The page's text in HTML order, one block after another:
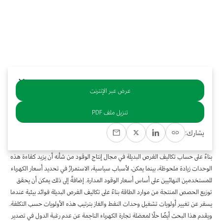
خلاصة
لأسباب مهمة تتعلق بالسياسة العامة المحلية، تُخصص العديد من الدول المنتجة للنفط
والغاز الطبيعي وقودًا لقطاع الكهرباء بأسعار مدارة يجري التحكم فيها، تقل عن تكاليف
الفرص البديلة في مجال إنتاج الوقود. ويوضح هذا المقال أن توزيع إنتاج وحدات الطاقة
بناءً على حساب تكاليف الفرص البديلة في مجال إنتاج الوقود من شأنه أن يزيد كفاءة هذه
الوحدات زيادة ملحوظة، بينما يمكن، لأسباب سياسية، الاستمرارُ في تحديد أسعار الكهرباء
للمستخدمين النهائيين على أساس أسعار الوقود المدارة. إضافةً إلى ذلك يمكن أن يحقق
توزيع الحصص المنتجة من موارد الطاقة بناءً على تكاليف الفرص البديلة فوائد بيئية عندما
يسفر عن تغيير أولويات تشغيل وحدات النفط والغاز بترتيب هذه الأولويات حسب التكلفة.
ويقدم هذا البحث أيضًا حلًا لمعضلة تجارة الكهرباء الناجمة عن عدم رغبة الدول في تصدير
عرض عبر الإنترنت
تنزيل ملف PDF
يشارك: